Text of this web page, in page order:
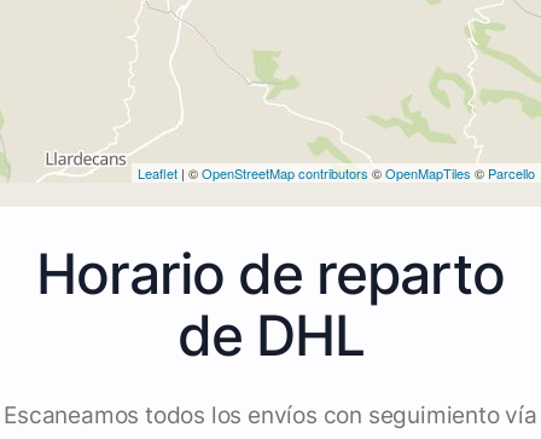
Leaflet | ©OpenStreetMap contributors ©OpenMapTiles © Parcello
Horario de reparto
de DHL
Escaneamos todos los envíos con seguimiento vía